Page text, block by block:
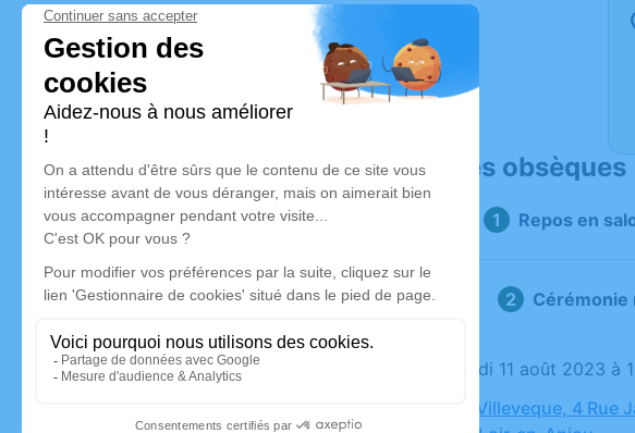
Déroulé des obsèques
Repos en
Cérémonie
Le vendredi 11 août 2023 à
Eglise de Villeveque, 4 Rue